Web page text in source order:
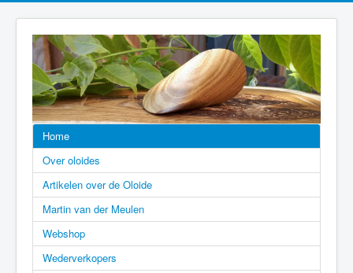
Home
Over oloides
Artikelen over de Oloide
Martin van der Meulen
Webshop
Wederverkopers